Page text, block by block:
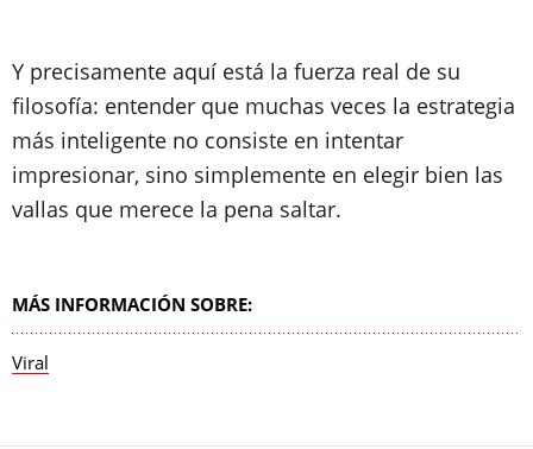
Y precisamente aquí está la fuerza real de su
filosofía: entender que muchas veces la estrategia
más inteligente no consiste en intentar
impresionar, sino simplemente en elegir bien las
vallas que merece la pena saltar.
MÁS INFORMACIÓN SOBRE:
Viral